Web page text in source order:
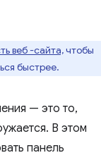
веб -сайта,чтобы
быстрее.
— это то,
В этом
панель